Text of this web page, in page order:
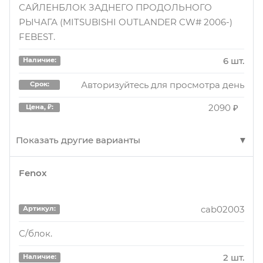
САЙЛЕНБЛОК ЗАДНЕГО ПРОДОЛЬНОГО
РЫЧАГА (MITSUBISHI OUTLANDER CW# 2006-)
FEBEST.
Наличие: 6 шт.
Срок: Авторизуйтесь для просмотра день
Цена, ₽: 2090 ₽
Показать другие варианты
Артикул:
Fenox
Артикул: cab02003
С/блок.
Наличие: 2 шт.